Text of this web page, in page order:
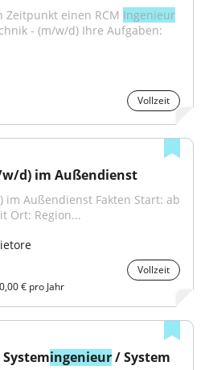
einen RCM Ingenieur
- (m/w/d) Ihre Aufgaben:
Vollzeit
d) im Außendienst
im Außendienst Fakten Start: ab
Ort: Region...
Vollzeit
€ pro Jahr
ingenieur / System